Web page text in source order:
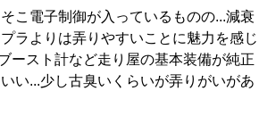
こ電子制御が入っているものの...減衰
ラよりは弄りやすいことに魅力を感じ
ースト計など走り屋の基本装備が純正
い...少し古臭いくらいが弄りがいがあ